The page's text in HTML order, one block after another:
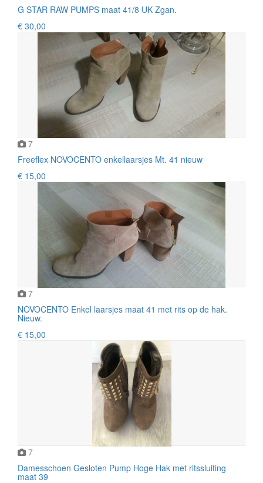
G STAR RAW PUMPS maat 41/8 UK Zgan.
€ 30,00
7
Freeflex NOVOCENTO enkellaarsjes Mt. 41 nieuw
€ 15,00
7
NOVOCENTO Enkel laarsjes maat 41 met rits op de hak.
Nieuw.
€ 15,00
7
Damesschoen Gesloten Pump Hoge Hak met ritssluiting
maat 39